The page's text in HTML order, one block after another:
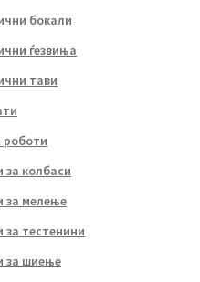
бокали
ѓезвиња
тави
роботи
колбаси
за мелење
тестенини
за шиење